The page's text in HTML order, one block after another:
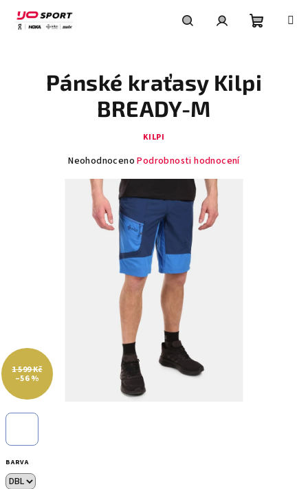
obsah
košík
BARVA
Pánské kraťasy Kilpi
BREADY-M
KILPI
Průměrné
produktu
Neohodnoceno Podrobnosti hodnocení
1 599 Kč
–56 %